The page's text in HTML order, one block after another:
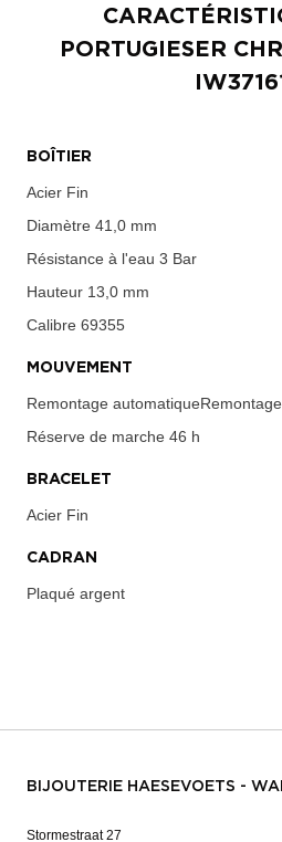
PORTUGIESER
BOÎTIER
Acier Fin
Diamètre 41,0 mm
Résistance à l'eau 3 Bar
Hauteur 13,0 mm
Calibre 69355
MOUVEMENT
Remontage
Réserve de marche 46 h
BRACELET
Acier Fin
CADRAN
Plaqué argent
BIJOUTERIE HAESEVOETS -
Stormestraat 27